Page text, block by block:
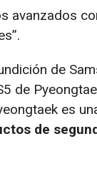
avanzados
de
de
es
de